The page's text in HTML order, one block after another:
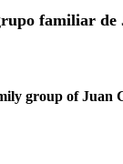
familiar de
group of Juan